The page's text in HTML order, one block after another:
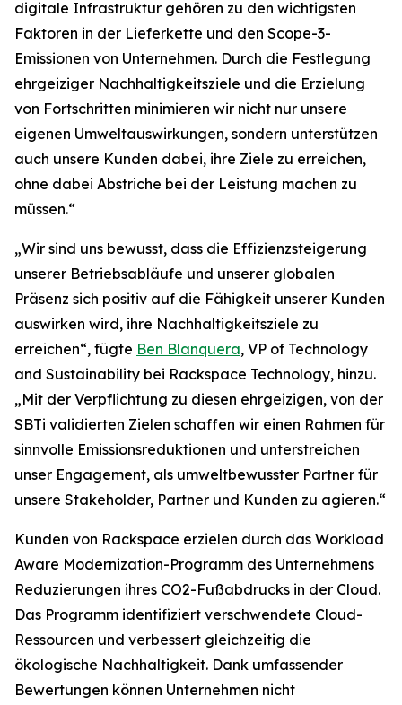
digitale Infrastruktur gehören zu den wichtigsten
Faktoren in der Lieferkette und den Scope-3-
Emissionen von Unternehmen. Durch die Festlegung
ehrgeiziger Nachhaltigkeitsziele und die Erzielung
von Fortschritten minimieren wir nicht nur unsere
eigenen Umweltauswirkungen, sondern unterstützen
auch unsere Kunden dabei, ihre Ziele zu erreichen,
ohne dabei Abstriche bei der Leistung machen zu
müssen.“
„Wir sind uns bewusst, dass die Effizienzsteigerung
unserer Betriebsabläufe und unserer globalen
Präsenz sich positiv auf die Fähigkeit unserer Kunden
auswirken wird, ihre Nachhaltigkeitsziele zu
erreichen“, fügte Ben Blanquera, VP of Technology
and Sustainability bei Rackspace Technology, hinzu.
„Mit der Verpflichtung zu diesen ehrgeizigen, von der
SBTi validierten Zielen schaffen wir einen Rahmen für
sinnvolle Emissionsreduktionen und unterstreichen
unser Engagement, als umweltbewusster Partner für
unsere Stakeholder, Partner und Kunden zu agieren.“
Kunden von Rackspace erzielen durch das Workload
Aware Modernization-Programm des Unternehmens
Reduzierungen ihres CO2-Fußabdrucks in der Cloud.
Das Programm identifiziert verschwendete Cloud-
Ressourcen und verbessert gleichzeitig die
ökologische Nachhaltigkeit. Dank umfassender
Bewertungen können Unternehmen nicht